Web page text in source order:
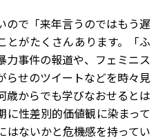
で「来年言うのではもう遅
とがたくさんあります。「ふ
力事件の報道や、フェミニス
らせのツイートなどを時々見
歳からでも学びなおせるとは
に性差別的価値観に染まって
はないかと危機感を持ってい